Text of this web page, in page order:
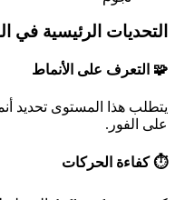
التحديات الرئيسية في
🧩 التعرف على الأنماط
يتطلب هذا المستوى تحديد
على الفور.
⏱️ كفاءة الحركات